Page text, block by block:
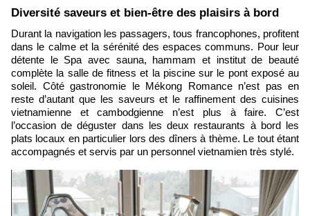
​Diversité saveurs et bien-être des plaisirs à bord
Durant la navigation les passagers, tous francophones, profitent
dans le calme et la sérénité des espaces communs. Pour leur
détente le Spa avec sauna, hammam et institut de beauté
complète la salle de fitness et la piscine sur le pont exposé au
soleil. Côté gastronomie le Mékong Romance n’est pas en
reste d’autant que les saveurs et le raffinement des cuisines
vietnamienne et cambodgienne n’est plus à faire. C’est
l’occasion de déguster dans les deux restaurants à bord les
plats locaux en particulier lors des dîners à thème. Le tout étant
accompagnés et servis par un personnel vietnamien très stylé.